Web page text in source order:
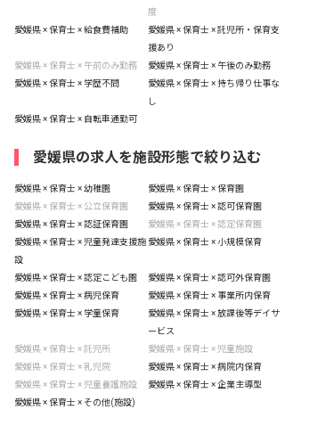
度
愛媛県 × 保育士 × 給食費補助
愛媛県 × 保育士 × 託児所・保育支
援あり
愛媛県 × 保育士 × 午前のみ勤務
愛媛県 × 保育士 × 午後のみ勤務
愛媛県 × 保育士 × 学歴不問
愛媛県 × 保育士 × 持ち帰り仕事な
し
愛媛県 × 保育士 × 自転車通勤可
愛媛県の求人を施設形態で絞り込む
愛媛県 × 保育士 × 幼稚園
愛媛県 × 保育士 × 保育園
愛媛県 × 保育士 × 公立保育園
愛媛県 × 保育士 × 認可保育園
愛媛県 × 保育士 × 認証保育園
愛媛県 × 保育士 × 認定保育園
愛媛県 × 保育士 × 児童発達支援施
設
愛媛県 × 保育士 × 小規模保育
愛媛県 × 保育士 × 認定こども園
愛媛県 × 保育士 × 認可外保育園
愛媛県 × 保育士 × 病児保育
愛媛県 × 保育士 × 事業所内保育
愛媛県 × 保育士 × 学童保育
愛媛県 × 保育士 × 放課後等デイサ
ービス
愛媛県 × 保育士 × 託児所
愛媛県 × 保育士 × 児童施設
愛媛県 × 保育士 × 乳児院
愛媛県 × 保育士 × 病院内保育
愛媛県 × 保育士 × 児童養護施設
愛媛県 × 保育士 × 企業主導型
愛媛県 × 保育士 × その他(施設)